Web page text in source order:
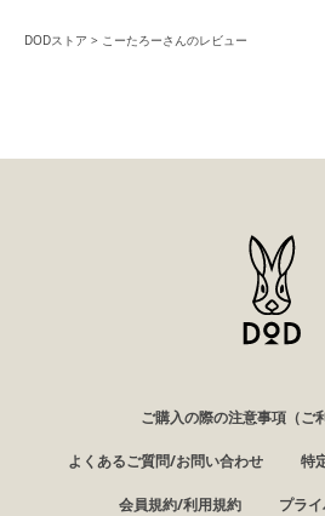
DODストア こーたろーさんのレビュー
ご購入の際の注意事項（ご
よくあるご質問/お問い合わせ 特
会員規約/利用規約 プラ